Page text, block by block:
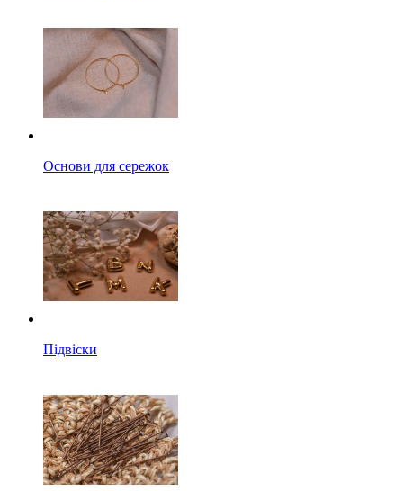
Основи для сережок
Підвіски